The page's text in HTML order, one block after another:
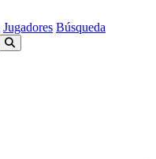
Jugadores Búsqueda